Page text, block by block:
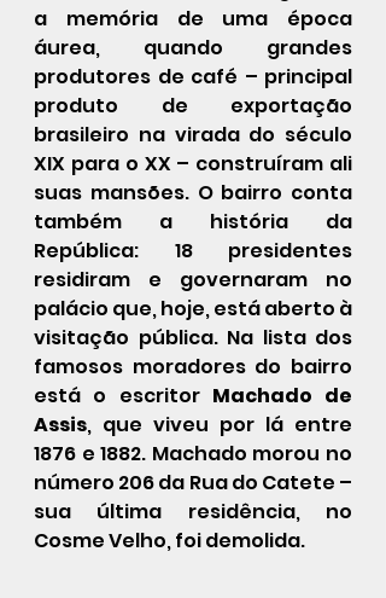
a memória de uma época
áurea, quando grandes
produtores de café – principal
produto de exportação
brasileiro na virada do século
XIX para o XX – construíram ali
suas mansões. O bairro conta
também a história da
República: 18 presidentes
residiram e governaram no
palácio que, hoje, está aberto à
visitação pública. Na lista dos
famosos moradores do bairro
está o escritor Machado de
Assis, que viveu por lá entre
1876 e 1882. Machado morou no
número 206 da Rua do Catete –
sua última residência, no
Cosme Velho, foi demolida.